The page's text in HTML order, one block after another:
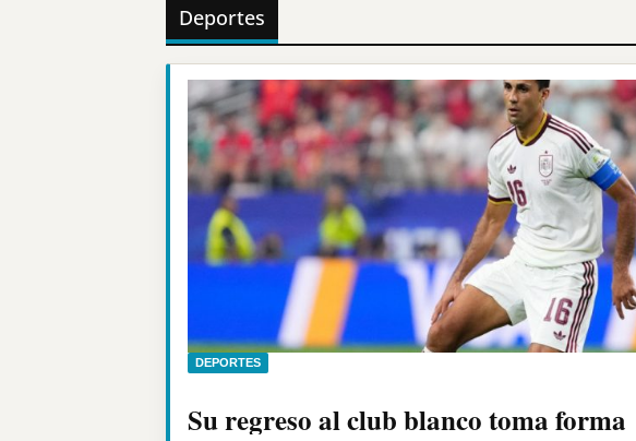
Deportes
DEPORTES
Su regreso al club blanco toma forma